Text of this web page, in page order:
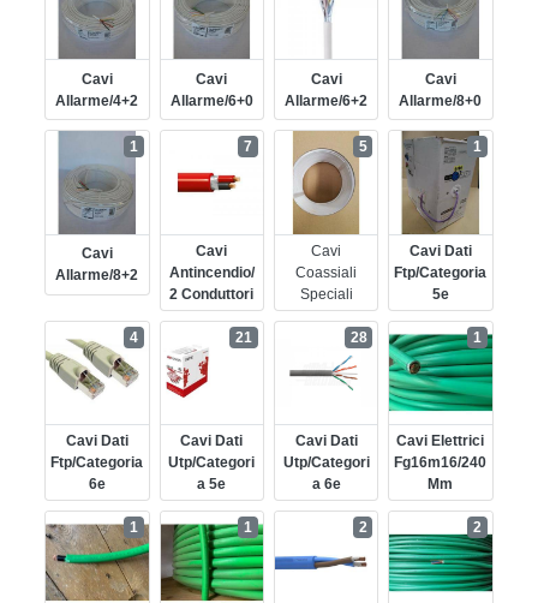
Cavi
Allarme/4+2
Cavi
Allarme/6+0
Cavi
Allarme/6+2
Cavi
Allarme/8+0
Cavi
Allarme/8+2
1
Cavi
Antincendio/
2 Conduttori
7
Cavi
Coassiali
Speciali
5
Cavi Dati
Ftp/categoria
5e
1
Cavi Dati
Ftp/categoria
6e
4
Cavi Dati
Utp/categori
A 5e
21
Cavi Dati
Utp/categori
A 6e
28
Cavi Elettrici
Fg16m16/240
Mm
1
1 1 2 2